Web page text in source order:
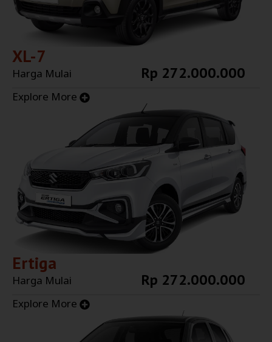
XL-7
Harga Mulai Rp 272.000.000
Explore More
Ertiga
Harga Mulai Rp 272.000.000
Explore More